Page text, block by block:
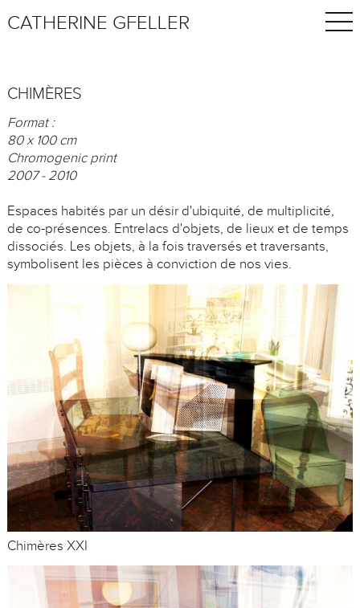
CATHERINE GFELLER
CHIMÈRES
Format :
80 x 100 cm
Chromogenic print
2007 - 2010
Espaces habités par un désir d'ubiquité, de multiplicité,
de co-présences. Entrelacs d'objets, de lieux et de temps
dissociés. Les objets, à la fois traversés et traversants,
symbolisent les pièces à conviction de nos vies.
Chimères XXI